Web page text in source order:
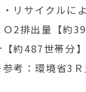
リサイクルに
2排出量【約39
約487世帯分】
：環境省3Ｒ